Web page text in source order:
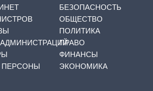
ПЕРСОНЫ
БЕЗОПАСНОСТЬ
ОБЩЕСТВО
ПОЛИТИКА
ПРАВО
ФИНАНСЫ
ЭКОНОМИКА